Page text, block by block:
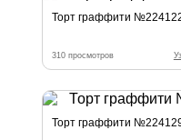
Торт граффити
310 просмотров
Торт граффити